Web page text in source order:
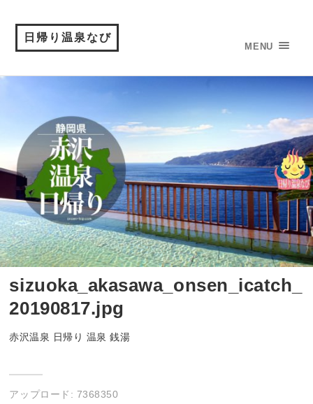
日帰り温泉なび
MENU
sizuoka_akasawa_onsen_icatch_
20190817.jpg
赤沢温泉 日帰り 温泉 銭湯
アップロード: 7368350